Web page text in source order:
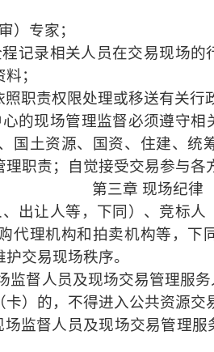
）专家；
程记录相关人员在交易现场
；
职责权限处理或移送有关行
的现场管理监督必须遵守
国土资源、国资、住建、统
职责；自觉接受交易参与各
第三章 现场纪律
出让人等，下同）、竞标
代理机构和拍卖机构等，下
交易现场秩序。
监督人员及现场交易管理服
）的，不得进入公共资源交
监督人员及现场交易管理